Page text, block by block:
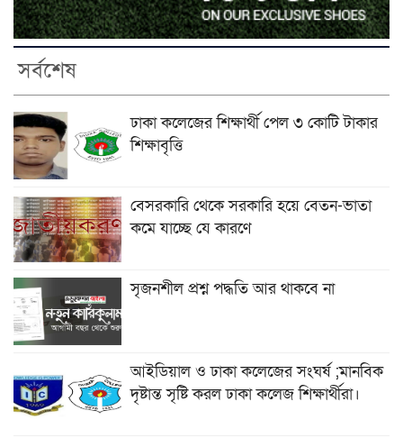
সর্বশেষ
ঢাকা কলেজের শিক্ষার্থী পেল ৩ কোটি টাকার
শিক্ষাবৃত্তি
বেসরকারি থেকে সরকারি হয়ে বেতন-ভাতা
কমে যাচ্ছে যে কারণে
সৃজনশীল প্রশ্ন পদ্ধতি আর থাকবে না
আইডিয়াল ও ঢাকা কলেজের সংঘর্ষ ;মানবিক
দৃষ্টান্ত সৃষ্টি করল ঢাকা কলেজ শিক্ষার্থীরা।